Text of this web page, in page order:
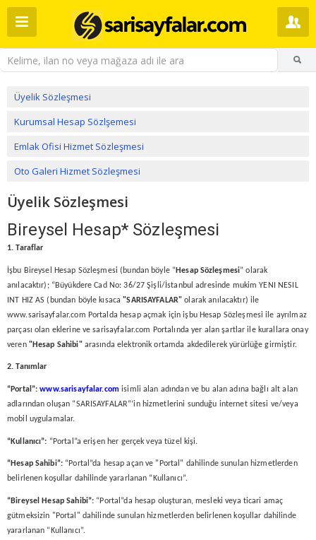
Üyelik Sözleşmesi
Kurumsal Hesap Sözlşemesi
Emlak Ofisi Hizmet Sözleşmesi
Oto Galeri Hizmet Sözleşmesi
Üyelik Sözleşmesi
Bireysel Hesap* Sözleşmesi
1. Taraflar
İşbu Bireysel Hesap Sözleşmesi (bundan böyle “ Hesap Sözleşmesi” olarak
anılacaktır); “Büyükdere Cad No: 36/27 Şişli/İstanbul adresinde mukim YENI NESIL
INT HIZ AS (bundan böyle kısaca"SARISAYFALAR" olarak anılacaktır) ile
www.sarisayfalar.com Portalda hesap açmak için işbu Hesap Sözleşmesi ile ayrılmaz
parçası olan eklerine ve sarisayfalar.com Portalında yer alan şartlar ile kurallara onay
veren "Hesap Sahibi"arasında elektronik ortamda akdedilerek yürürlüğe girmiştir.
2. Tanımlar
“Portal”: www.sarisayfalar.com isimli alan adından ve bu alan adına bağlı alt alan
adlarından oluşan “SARISAYFALAR”’in hizmetlerini sunduğu internet sitesi ve/veya
mobil uygulamalar.
“Kullanıcı”: “Portal”a erişen her gerçek veya tüzel kişi.
“Hesap Sahibi”: “Portal”da hesap açan ve "Portal" dahilinde sunulan hizmetlerden
belirlenen koşullar dahilinde yararlanan “Kullanıcı”.
“Bireysel Hesap Sahibi”: “Portal”da hesap oluşturan, mesleki veya ticari amaç
gütmeksizin "Portal" dahilinde sunulan hizmetlerden belirlenen koşullar dahilinde
yararlanan “Kullanıcı”.